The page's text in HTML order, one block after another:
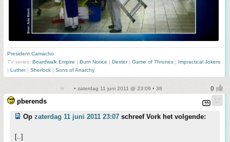
President Camacho
TV series: Boardwalk Empire Burn Notice Dexter| Game of Thrones
Impractical Jokers
Luther| Sherlock Sons of Anarchy
• zaterdag 11 juni 2011 @ 23:09 • 38
pberends
Op zaterdag 11 juni 2011 23:07 schreef Vork het volgende:
[..]